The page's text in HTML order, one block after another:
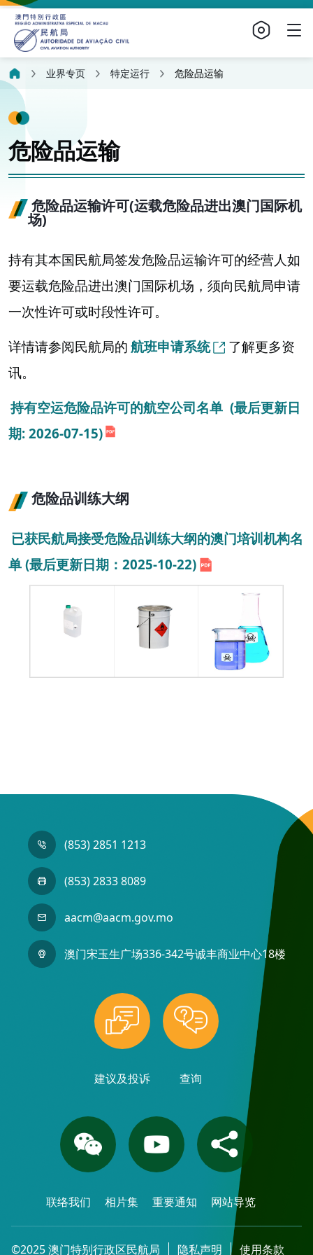
业界专页 特定运行 危险品运输
危险品运输
危险品运输许可(运载危险品进出澳门国际机
场)
持有其本国民航局签发危险品运输许可的经营人如
要运载危险品进出澳门国际机场，须向民航局申请
一次性许可或时段性许可。
详情请参阅民航局的 航班申请系统
了解更多资
讯。
持有空运危险品许可的航空公司名单 (最后更新日
期: 2026-07-15)
危险品训练大纲
已获民航局接受危险品训练大纲的澳门培训机构名
单 (最后更新日期：2025-10-22)
(853) 2851 1213
(853) 2833 8089
aacm@aacm.gov.mo
澳门宋玉生广场336-342号诚丰商业中心18楼
建议及投诉 查询
联络我们 相片集 重要通知 网站导览
©2025 澳门特别行政区民航局 隐私声明 使用条款